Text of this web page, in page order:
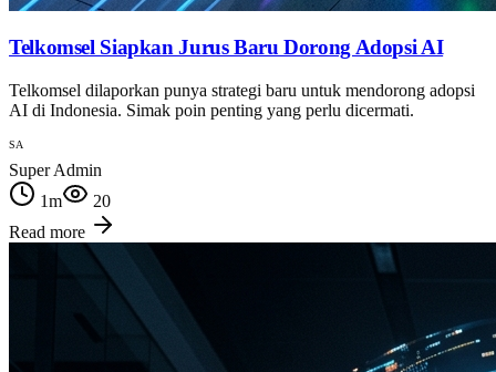
Telkomsel Siapkan Jurus Baru Dorong Adopsi AI
Telkomsel dilaporkan punya strategi baru untuk mendorong adopsi
AI di Indonesia. Simak poin penting yang perlu dicermati.
SA
Super Admin
1m
20
Read more